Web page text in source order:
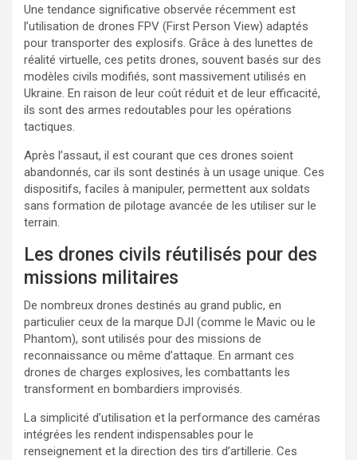
Une tendance significative observée récemment est
l’utilisation de drones FPV (First Person View) adaptés
pour transporter des explosifs. Grâce à des lunettes de
réalité virtuelle, ces petits drones, souvent basés sur des
modèles civils modifiés, sont massivement utilisés en
Ukraine. En raison de leur coût réduit et de leur efficacité,
ils sont des armes redoutables pour les opérations
tactiques.
Après l’assaut, il est courant que ces drones soient
abandonnés, car ils sont destinés à un usage unique. Ces
dispositifs, faciles à manipuler, permettent aux soldats
sans formation de pilotage avancée de les utiliser sur le
terrain.
Les drones civils réutilisés pour des
missions militaires
De nombreux drones destinés au grand public, en
particulier ceux de la marque DJI (comme le Mavic ou le
Phantom), sont utilisés pour des missions de
reconnaissance ou même d’attaque. En armant ces
drones de charges explosives, les combattants les
transforment en bombardiers improvisés.
La simplicité d’utilisation et la performance des caméras
intégrées les rendent indispensables pour le
renseignement et la direction des tirs d’artillerie. Ces